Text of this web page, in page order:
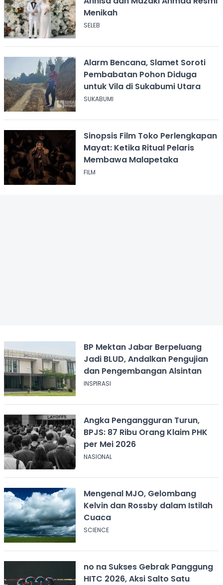
Menikah
SELEB
Alarm Bencana, Slamet Soroti
Pembabatan Pohon Diduga
untuk Vila di Sukabumi Utara
SUKABUMI
Sinopsis Film Toko Perlengkapan
Mayat: Ketika Ritual Pelaris
Membawa Malapetaka
FILM
BP Mektan Jabar Berpeluang
Jadi BLUD, Andalkan Pengujian
dan Pengembangan Alsintan
INSPIRASI
Angka Pengangguran Turun,
BPJS: 87 Ribu Orang Klaim PHK
per Mei 2026
NASIONAL
Mengenal MJO, Gelombang
Kelvin dan Rossby dalam Istilah
Cuaca
SCIENCE
no na Sukses Gebrak Panggung
HITC 2026, Aksi Salto Satu